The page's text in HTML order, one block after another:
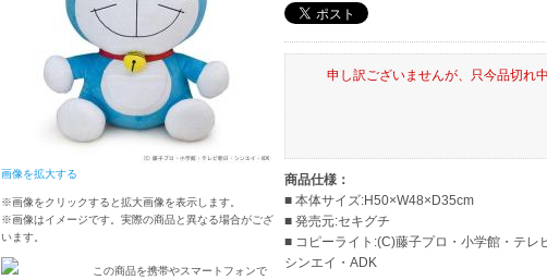
画像を拡大する
※画像をクリックすると拡大画像を表示します。
※画像はイメージです。実際の商品と異なる場合がござ
います。
この商品を携帯やスマートフォンで
申し訳ございませんが、只今品切れ中
商品仕様：
■ 本体サイズ:H50×W48×D35cm
■ 発売元:セキグチ
■ コピーライト:(C)藤子プロ・小学館・テレ
シンエイ・ADK